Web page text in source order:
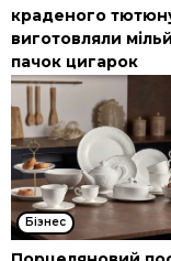
краденого
виготовляли
пачок цигарок
Бізнес